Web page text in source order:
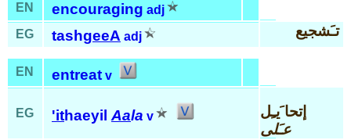
EN encouraging adj
EG
tashgeeA adj تـَشجيع
EN entreat v
EG 'ithaeyilAala v
إتحا َيـِل
عـَلى